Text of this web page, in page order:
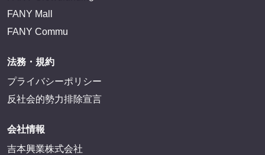
FANY Mall
FANY Commu
法務・規約
プライバシーポリシー
反社会的勢力排除宣言
会社情報
吉本興業株式会社